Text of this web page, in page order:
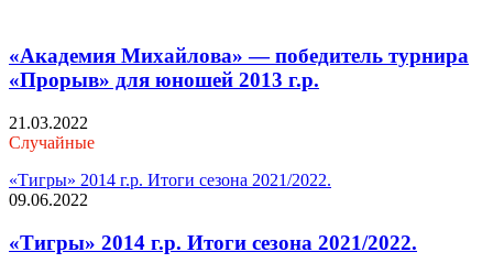
«Академия Михайлова» — победитель турнира
«Прорыв» для юношей 2013 г.р.
21.03.2022
Случайные
«Тигры» 2014 г.р. Итоги сезона 2021/2022.
09.06.2022
«Тигры» 2014 г.р. Итоги сезона 2021/2022.